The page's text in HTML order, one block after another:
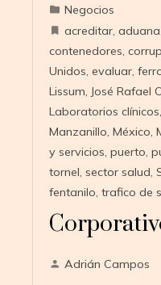
Negocios
acreditar, aduana,
contenedores,
Unidos, evaluar,
Lissum, José Rafael
Laboratorios clínicos,
Manzanillo, México,
y servicios, puerto,
tornel, sector salud,
fentanilo, trafico de
Adrián Campos